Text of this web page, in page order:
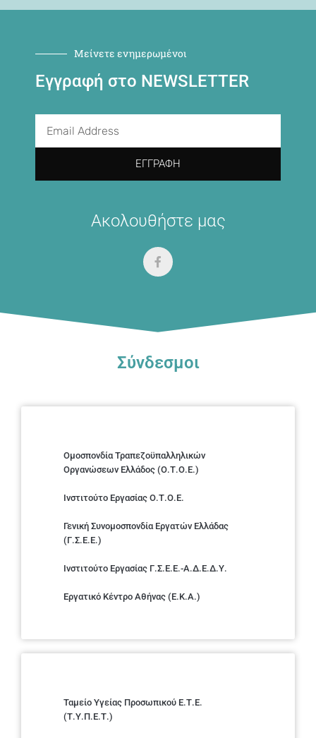
Μείνετε ενημερωμένοι
Εγγραφή στο NEWSLETTER
ΕΓΓΡΑΦΉ
Ακολουθήστε μας
Σύνδεσμοι
Ομοσπονδία Τραπεζοϋπαλληλικών
Οργανώσεων Ελλάδος (Ο.Τ.Ο.Ε.)
Ινστιτούτο Εργασίας Ο.Τ.Ο.Ε.
Γενική Συνομοσπονδία Εργατών Ελλάδας
(Γ.Σ.Ε.Ε.)
Ινστιτούτο Εργασίας Γ.Σ.Ε.Ε.-Α.Δ.Ε.Δ.Υ.
Εργατικό Κέντρο Αθήνας (Ε.Κ.Α.)
Ταμείο Υγείας Προσωπικού Ε.Τ.Ε.
(Τ.Υ.Π.Ε.Τ.)